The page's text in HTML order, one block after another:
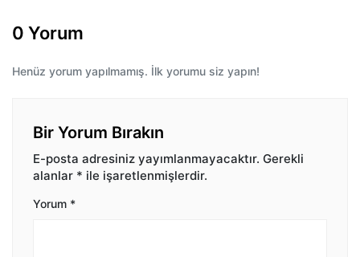
0 Yorum
Henüz yorum yapılmamış. İlk yorumu siz yapın!
Bir Yorum Bırakın
E-posta adresiniz yayımlanmayacaktır. Gerekli
alanlar * ile işaretlenmişlerdir.
Yorum *